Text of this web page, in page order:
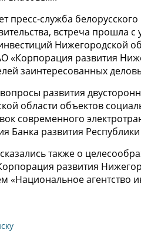
пресс-служба белорусского
встреча прошла
Нижегородской
«Корпорация развития
заинтересованных
развития
области объектов
современного
Банка развития
также о
развития
«Национальное агентство